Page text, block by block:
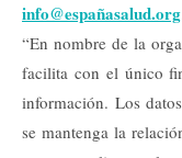
info@españasalud.org
“En nombre de la
facilita con el único
información. Los
se mantenga la